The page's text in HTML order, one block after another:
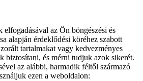
elfogadásával az Ön böngészési és
alapján érdeklődési köréhez szabott
tartalmakat vagy kedvezményes
biztosítani, és mérni tudjuk azok sikerét.
az alábbi, harmadik féltől származó
ezen a weboldalon: